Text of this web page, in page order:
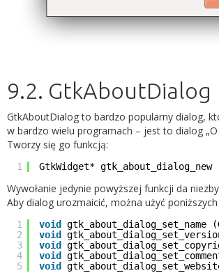
9.2. GtkAboutDialog
GtkAboutDialog to bardzo popularny dialog,
w bardzo wielu programach – jest to dialog „O
Tworzy się go funkcją:
1 GtkWidget* gtk_about_dialog_new
Wywołanie jedynie powyższej funkcji da
Aby dialog urozmaicić, można użyć
1
2
3
4
5
void
void
void
void
void